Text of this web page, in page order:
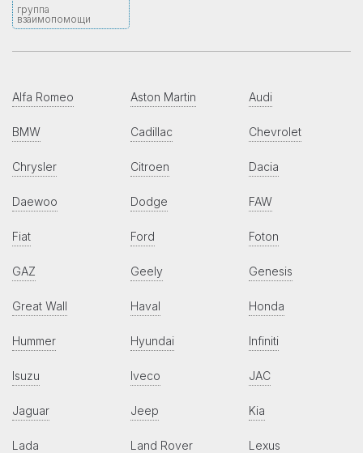
группа
взаимопомощи
Alfa Romeo Aston Martin Audi
BMW Cadillac Chevrolet
Chrysler Citroen Dacia
Daewoo Dodge FAW
Fiat Ford Foton
GAZ Geely Genesis
Great Wall Haval Honda
Hummer Hyundai Infiniti
Isuzu Iveco JAC
Jaguar Jeep Kia
Lada Land Rover Lexus